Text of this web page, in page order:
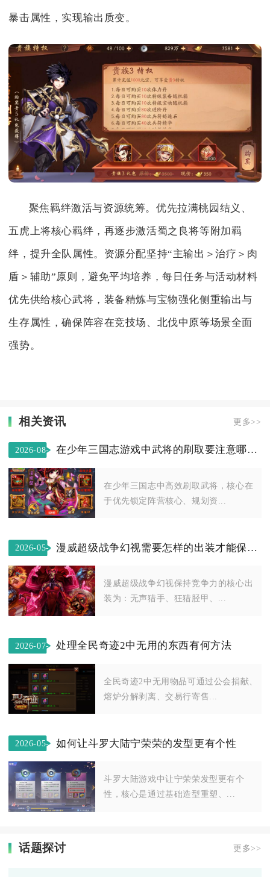
暴击属性，实现输出质变。
聚焦羁绊激活与资源统筹。优先拉满桃园结义、
五虎上将核心羁绊，再逐步激活蜀之良将等附加羁
绊，提升全队属性。资源分配坚持“主输出＞治疗＞肉
盾＞辅助”原则，避免平均培养，每日任务与活动材料
优先供给核心武将，装备精炼与宝物强化侧重输出与
生存属性，确保阵容在竞技场、北伐中原等场景全面
强势。
相关资讯 更多>>
2026-08-
在少年三国志游戏中武将的刷取要注意哪些事项
在少年三国志中高效刷取武将，核心在
于优先锁定阵营核心、规划资...
2026-05-
01
漫威超级战争幻视需要怎样的出装才能保持竞争力
漫威超级战争幻视保持竞争力的核心出
装为：无声猎手、狂猎胫甲、...
2026-07-
处理全民奇迹2中无用的东西有何方法
全民奇迹2中无用物品可通过公会捐献、
熔炉分解剥离、交易行寄售...
2026-05-
如何让斗罗大陆宁荣荣的发型更有个性
斗罗大陆游戏中让宁荣荣发型更有个
性，核心是通过基础造型重塑、...
话题探讨 更多>>